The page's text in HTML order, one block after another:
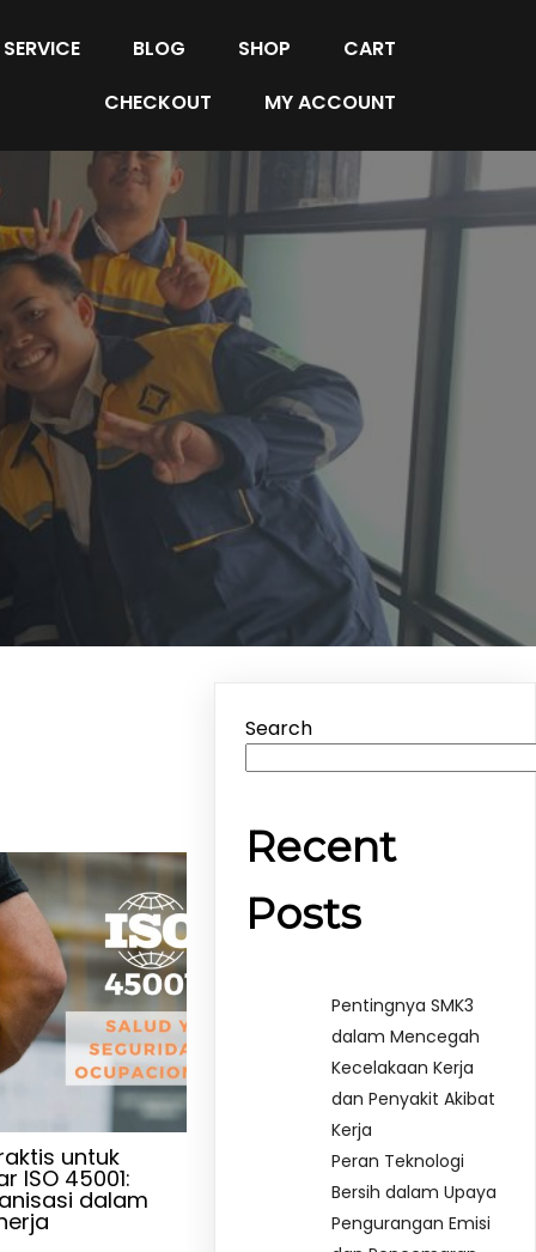
SERVICE BLOG SHOP
CART
CHECKOUT
MY ACCOUNT
untuk
ISO 45001:
dalam
Search
Recent
Posts
Pentingnya SMK3
dalam Mencegah
Kecelakaan Kerja
dan Penyakit Akibat
Kerja
Peran Teknologi
Bersih dalam Upaya
Pengurangan Emisi